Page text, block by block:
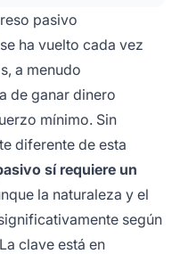
pasivo
ha vuelto cada vez
a menudo
de ganar dinero
mínimo. Sin
diferente de esta
sí requiere un
la naturaleza y el
según
clave está en